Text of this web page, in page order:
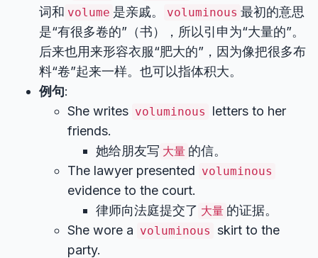
词和 volume 是亲戚。 voluminous 最初的意思
是“有很多卷的”（书），所以引申为“大量的”。
后来也用来形容衣服“肥大的”，因为像把很多布
料“卷”起来一样。也可以指体积大。
例句:
She writes voluminous
letters to her
friends.
她给朋友写 大量 的信。
The lawyer presented voluminous
evidence to the court.
律师向法庭提交了 大量 的证据。
She wore a voluminous skirt to the
party.